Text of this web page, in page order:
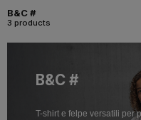
B&C #
3 products
B&C #
T-shirt e felpe versatili per